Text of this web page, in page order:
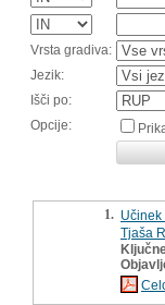
Vrsta gradiva:
Jezik:
Išči po:
Opcije:
1.
Tjaša